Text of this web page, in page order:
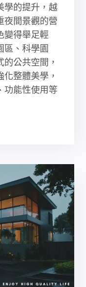
學的提升，越
夜間景觀的營
變得舉足輕
區、科學園
公共空間，
整體美學，
功能性使用等